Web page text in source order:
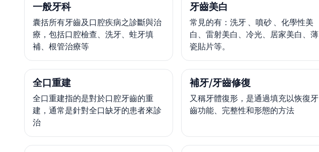
一般牙科
囊括所有牙齒及口腔疾病之診斷與治
療，包括口腔檢查、洗牙、蛀牙填
補、根管治療等
牙齒美白
常見的有：洗牙 、噴砂 、化學性美
白、雷射美白、冷光、居家美白、薄
瓷貼片等。
全口重建
全口重建指的是對於口腔牙齒的重
建，通常是針對全口缺牙的患者來診
治
補牙/牙齒修復
又稱牙體復形，是通過填充以恢復牙
齒功能、完整性和形態的方法